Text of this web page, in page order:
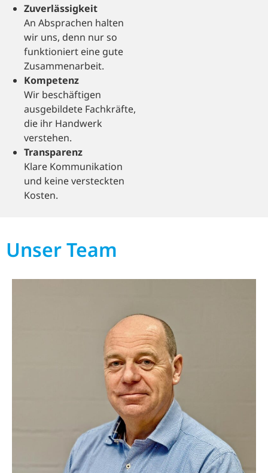
Zuverlässigkeit
An Absprachen halten
wir uns, denn nur so
funktioniert eine gute
Zusammenarbeit.
Kompetenz
Wir beschäftigen
ausgebildete Fachkräfte,
die ihr Handwerk
verstehen.
Transparenz
Klare Kommunikation
und keine versteckten
Kosten.
Unser Team